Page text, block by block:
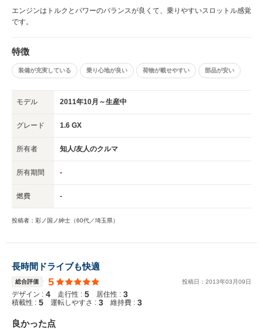
エンジンはトルクとパワーのバランスが良くて、乗りやすいスロットル感覚
です。
特徴
装備が充実している 乗り心地が良い 荷物が載せやすい 部品が安い
モデル 2011年10月～生産中
グレード 1.6 GX
所有者 知人/友人のクルマ
所有期間 -
燃費 -
投稿者：彩ノ国ノ紳士（60代／埼玉県）
長時間ドライブも快適
総合評価 5 投稿日： 2013年03 月09日
デザイン : 4 走行性 : 5 居住性 : 3
積載性 : 5 運転しやすさ : 3 維持費 : 3
良かった点